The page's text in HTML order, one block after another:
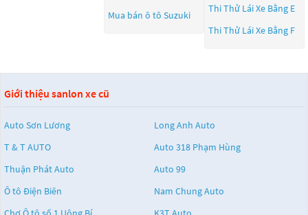
Mua bán ô tô Suzuki
Thi Thử Lái Xe Bằng E
Thi Thử Lái Xe Bằng F
Giới thiệu sanlon xe cũ
Auto Sơn Lương
Long Anh Auto
T & T AUTO
Auto 318 Phạm Hùng
Thuận Phát Auto
Auto 99
Ô tô Điện Biên
Nam Chung Auto